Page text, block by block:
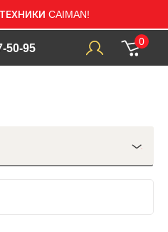
CAIMAN!
50-95
0